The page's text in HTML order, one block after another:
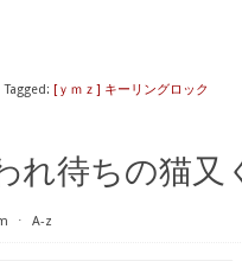
Tagged: [ｙｍｚ] キーリングロック
れ待ちの猫又
⋅ A-z